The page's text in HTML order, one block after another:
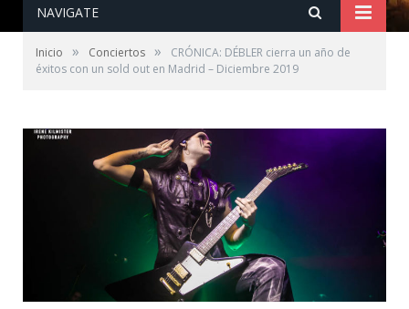
NAVIGATE
Inicio » Conciertos »
CRÓNICA: DÉBLER cierra un año de
éxitos con un sold out en Madrid – Diciembre 2019